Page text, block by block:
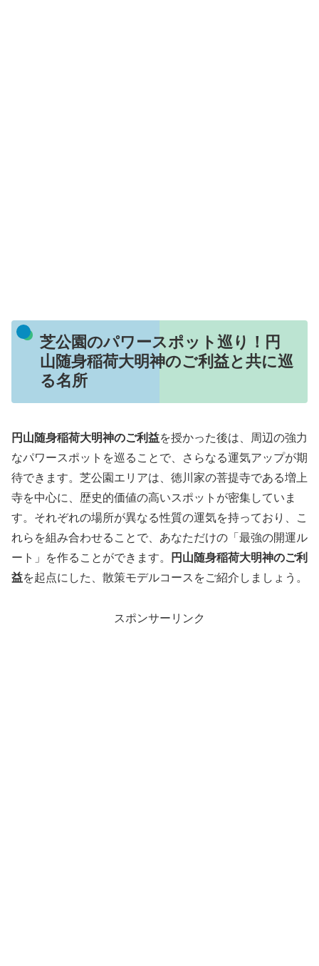
芝公園のパワースポット巡り！円
山随身稲荷大明神のご利益と共に巡
る名所
円山随身稲荷大明神のご利益を授かった後は、周辺の強力
なパワースポットを巡ることで、さらなる運気アップが期
待できます。芝公園エリアは、徳川家の菩提寺である増上
寺を中心に、歴史的価値の高いスポットが密集していま
す。それぞれの場所が異なる性質の運気を持っており、こ
れらを組み合わせることで、あなただけの「最強の開運ル
ート」を作ることができます。
円山随身稲荷大明神のご利
益を起点にした、散策モデルコースをご紹介しましょう。
スポンサーリンク